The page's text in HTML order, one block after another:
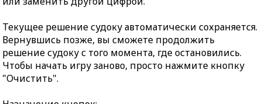
Текущее решение судоку автоматически сохраняется.
Вернувшись позже, вы сможете продолжить
решение судоку с того момента, где остановились.
Чтобы начать игру заново, просто нажмите кнопку
"Очистить".